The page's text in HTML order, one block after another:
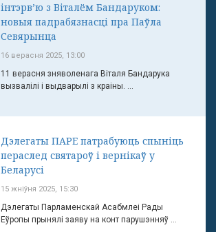
інтэрв’ю з Віталём Бандаруком:
новыя падрабязнасці пра Паўла
Севярынца
16 верасня 2025, 13:00
11 верасня зняволенага Віталя Бандарука
вызвалілі і выдварылі з краіны. ...
Дэлегаты ПАРЕ патрабуюць спыніць
пераслед святароў і вернікаў у
Беларусі
15 жніўня 2025, 15:30
Дэлегаты Парламенскай Асабмлеі Рады
Еўропы прынялі заяву на конт парушэнняў ...